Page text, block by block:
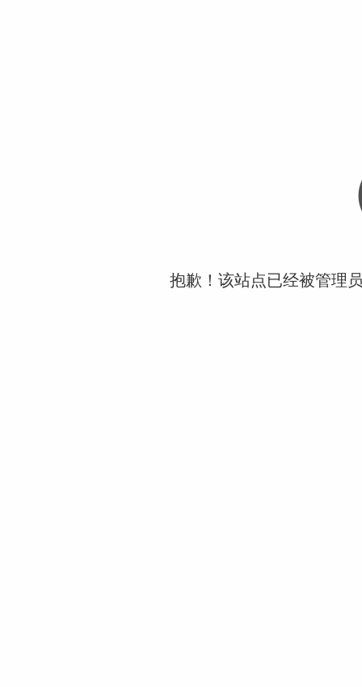
抱歉！该站点已经被管理